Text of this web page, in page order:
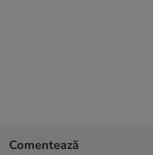
Comentează